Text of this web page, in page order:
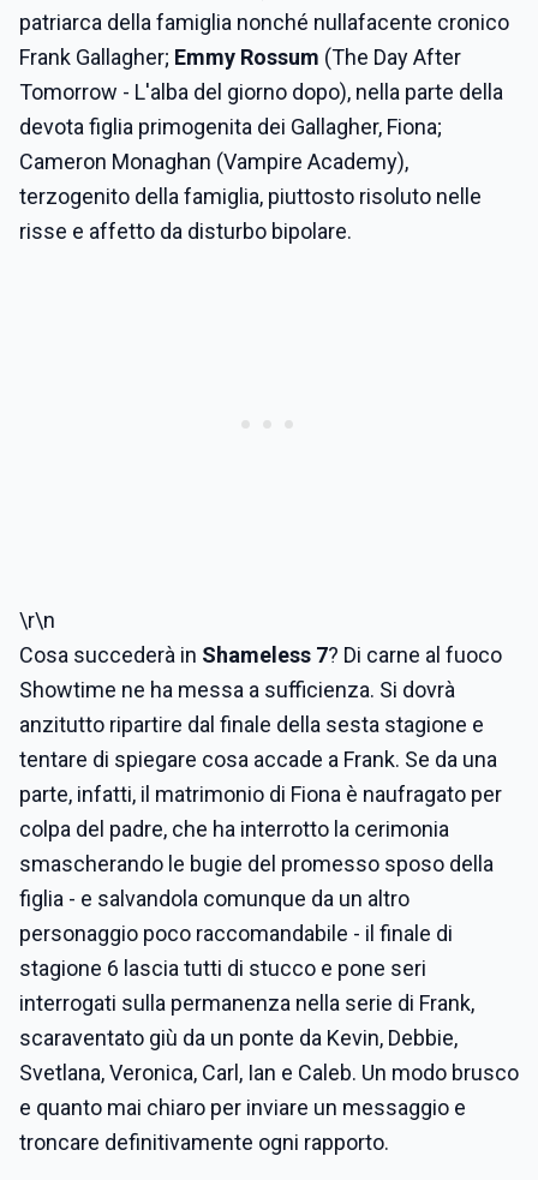
patriarca della famiglia nonché nullafacente cronico
Frank Gallagher; Emmy Rossum (The Day After
Tomorrow - L'alba del giorno dopo), nella parte della
devota figlia primogenita dei Gallagher, Fiona;
Cameron Monaghan (Vampire Academy),
terzogenito della famiglia, piuttosto risoluto nelle
risse e affetto da disturbo bipolare.
\r\n
Cosa succederà in Shameless 7? Di carne al fuoco
Showtime ne ha messa a sufficienza. Si dovrà
anzitutto ripartire dal finale della sesta stagione e
tentare di spiegare cosa accade a Frank. Se da una
parte, infatti, il matrimonio di Fiona è naufragato per
colpa del padre, che ha interrotto la cerimonia
smascherando le bugie del promesso sposo della
figlia - e salvandola comunque da un altro
personaggio poco raccomandabile - il finale di
stagione 6 lascia tutti di stucco e pone seri
interrogati sulla permanenza nella serie di Frank,
scaraventato giù da un ponte da Kevin, Debbie,
Svetlana, Veronica, Carl, Ian e Caleb. Un modo brusco
e quanto mai chiaro per inviare un messaggio e
troncare definitivamente ogni rapporto.